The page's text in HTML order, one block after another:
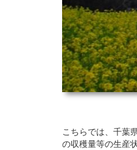
こちらでは、千葉
の収穫量等の生産